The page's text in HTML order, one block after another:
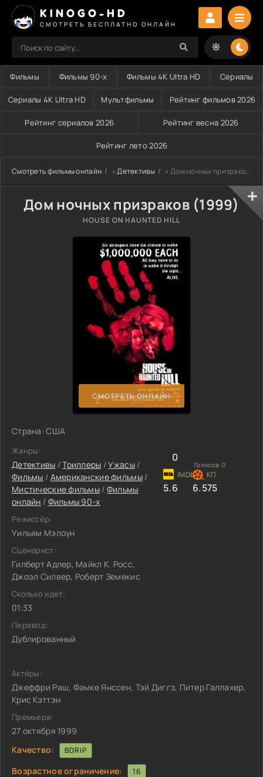
KINOGO-HD
СМОТРЕТЬ БЕСПЛАТНО ОНЛАЙН
Фильмы Фильмы 90-х Фильмы 4K Ultra HD Сериалы
Сериалы 4K Ultra HD Мультфильмы Рейтинг фильмов 2026
Рейтинг сериалов 2026 Рейтинг весна 2026
Рейтинг лето 2026
Смотреть фильмы онлайн »Детективы » Дом ночных призраков (1999)
Дом ночных призраков (1999)
HOUSE ON HAUNTED HILL
СМОТРЕТЬ ОНЛАЙН
Страна: США
Жанры:
Детективы /Триллеры /Ужасы/
Фильмы / Американские фильмы/
Мистические фильмы / Фильмы
онлайн / Фильмы 90-х
Режиссёр:
Уильям Мэлоун
Сценарист:
Гилберт Адлер, Майкл К. Росс,
Джоэл Силвер, Роберт Земекис
Сколько идёт:
01:33
Перевод:
Дублированный
0
Голосов: 0
5.6 6.575
Актёры:
Джеффри Раш, Фамке Янссен, Тэй Диггз, Питер Галлахер,
Крис Кэттэн
Премьера:
27 октября 1999
Качество:
BDRIP
Возрастное ограничение: 16